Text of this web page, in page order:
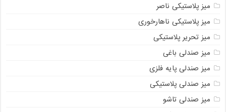
میز پلاستیکی ناصر
میز پلاستیکی ناهارخوری
میز تحریر پلاستیکی
میز صندلی باغی
میز صندلی پایه فلزی
میز صندلی پلاستیکی
میز صندلی تاشو